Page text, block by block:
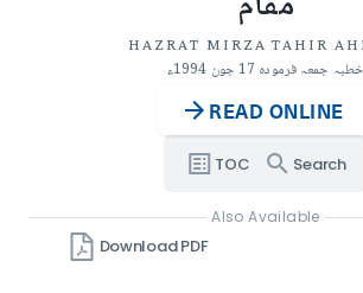
HAZRAT MIRZA TAHIR
خطبہ جمعہ فرمودہ 17 جون 1994ء
READ ONLINE
TOC Search
Also Available
Download PDF